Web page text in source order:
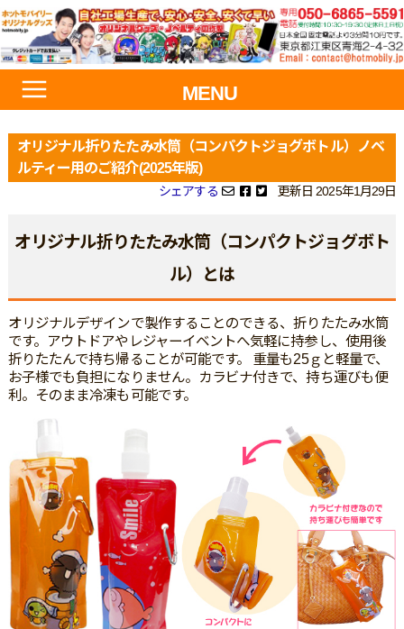
MENU
オリジナル折りたたみ水筒（コンパクトジョグボトル）ノベ
ルティー用のご紹介(2025年版)
シェアする 更新日 2025年1月29日
オリジナル折りたたみ水筒（コンパクトジョグボト
ル）とは
オリジナルデザインで製作することのできる、折りたたみ水筒
です。アウトドアやレジャーイベントへ気軽に持参し、使用後
折りたたんで持ち帰ることが可能です。 重量も25ｇと軽量で、
お子様でも負担になりません。カラビナ付きで、持ち運びも便
利。そのまま冷凍も可能です。